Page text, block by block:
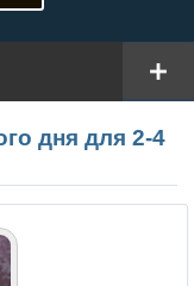
дня для 2-4